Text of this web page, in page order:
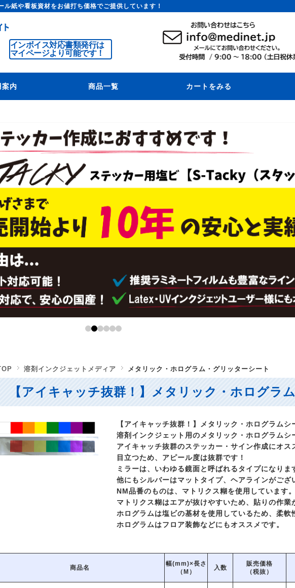
紙や看板資材をお値打ち価格でご提供しています！
インボイス対応書類発行は
マイページより可能です！
案内 商品一覧 カートをみる
溶剤インクジェットメディア メタリック・ホログラム・グリッターシート
【アイキャッチ抜群！】メタリック・ホログラ
【アイキャッチ抜群！】メタリック・ホログラムシ
溶剤インクジェット用のメタリック・ホログラムシ
アイキャッチ抜群のステッカー・サイン作成にオス
目立つため、アピール度は抜群です！
ミラーは、いわゆる鏡面と呼ばれるタイプになりま
他にもシルバーはマットタイプ、ヘアラインがござ
NM品番のものは、マトリクス糊を使用しています。
マトリクス糊はエアが抜けやすいため、貼りの作業
ホログラムは塩ビの基材を使用しているため、柔軟
ホログラムはフロア装飾などにもオススメです。
商品名
幅(mm)×長さ
（M）
入数
販売価格
（税抜）